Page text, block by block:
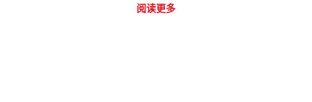
阅读更多